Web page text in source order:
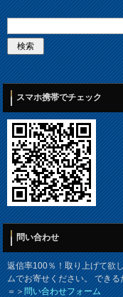
スマホ携帯でチェック
問い合わせ
返信率100％！取り上げて欲
ムでお寄せください。 でき
＝＞問い合わせフォーム